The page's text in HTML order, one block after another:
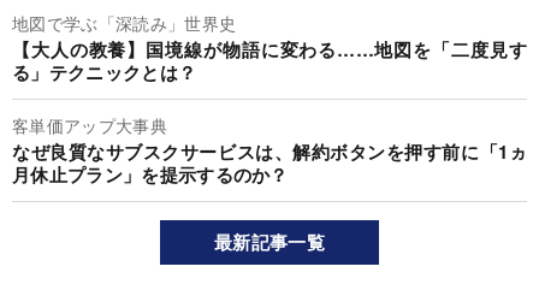
地図で学ぶ「深読み」世界史
【大人の教養】国境線が物語に変わる……地図を「二度見す
る」テクニックとは？
客単価アップ大事典
なぜ良質なサブスクサービスは、解約ボタンを押す前に「1ヵ
月休止プラン」を提示するのか？
最新記事一覧